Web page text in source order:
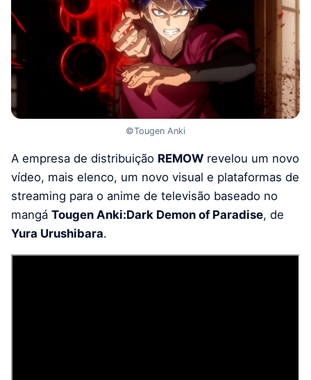
©Tougen Anki
A empresa de distribuição REMOW revelou um novo
vídeo, mais elenco, um novo visual e plataformas de
streaming para o anime de televisão baseado no
mangá Tougen Anki:Dark Demon of Paradise, de
Yura Urushibara.